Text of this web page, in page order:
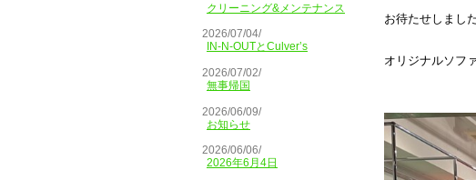
クリーニング&メンテナンス
2026/07/04/
IN-N-OUTとCulver’s
2026/07/02/
無事帰国
2026/06/09/
お知らせ
2026/06/06/
2026年6月4日
お待たせしまし
オリジナルソフ